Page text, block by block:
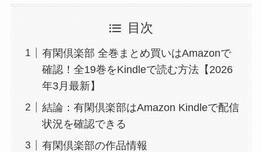
目次
有閑倶楽部 全巻まとめ買いはAmazonで
確認！全19巻をKindleで読む方法【2026
年3月最新】
結論：有閑倶楽部はAmazon Kindleで配信
状況を確認できる
有閑倶楽部の作品情報